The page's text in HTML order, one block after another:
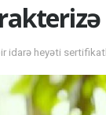
idarə heyəti